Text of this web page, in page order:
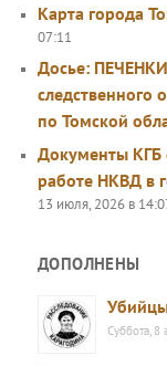
Карта города
07:11
Досье:
следственного
по Томской
Документы КГБ
работе НКВД в
13 июля, 2026 в
ДОПОЛНЕНЫ
Суббота, 8